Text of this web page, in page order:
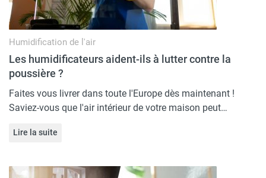
Humidification de l'air
Les humidificateurs aident-ils à lutter contre la
poussière ?
Faites vous livrer dans toute l'Europe dès maintenant !
Saviez-vous que l'air intérieur de votre maison peut…
Lire la suite